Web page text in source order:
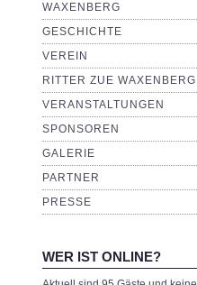
WAXENBERG
GESCHICHTE
VEREIN
RITTER ZUE WAXENBERG
VERANSTALTUNGEN
SPONSOREN
GALERIE
PARTNER
PRESSE
WER IST ONLINE?